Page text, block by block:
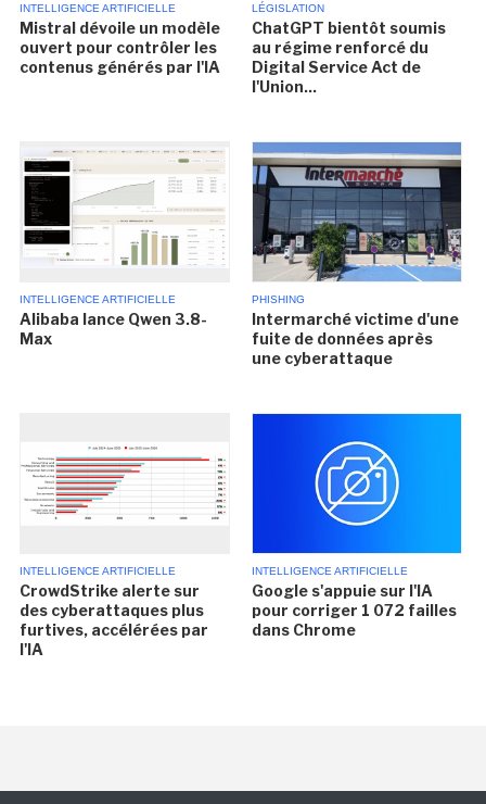
INTELLIGENCE ARTIFICIELLE
Mistral dévoile un modèle
ouvert pour contrôler les
contenus générés par l'IA
LÉGISLATION
ChatGPT bientôt soumis
au régime renforcé du
Digital Service Act de
l'Union...
INTELLIGENCE ARTIFICIELLE
Alibaba lance Qwen 3.8-
Max
PHISHING
Intermarché victime d'une
fuite de données après
une cyberattaque
INTELLIGENCE ARTIFICIELLE
CrowdStrike alerte sur
des cyberattaques plus
furtives, accélérées par
l'IA
INTELLIGENCE ARTIFICIELLE
Google s'appuie sur l'IA
pour corriger 1 072 failles
dans Chrome